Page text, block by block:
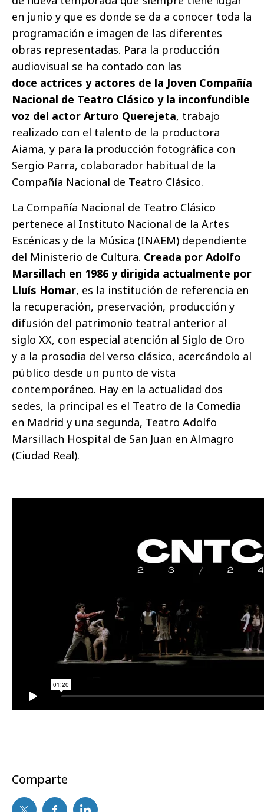
en junio y que es donde se da a conocer toda la
programación e imagen de las diferentes
obras representadas. Para la producción
audiovisual se ha contado con las
doce actrices y actores de la Joven Compañía
Nacional de Teatro Clásico y la inconfundible
voz del actor Arturo Querejeta, trabajo
realizado con el talento de la productora
Aiama, y para la producción fotográfica con
Sergio Parra, colaborador habitual de la
Compañía Nacional de Teatro Clásico.
La Compañía Nacional de Teatro Clásico
pertenece al Instituto Nacional de la Artes
Escénicas y de la Música (INAEM) dependiente
del Ministerio de Cultura. Creada por Adolfo
Marsillach en 1986 y dirigida actualmente por
Lluís Homar, es la institución de referencia en
la recuperación, preservación, producción y
difusión del patrimonio teatral anterior al
siglo XX, con especial atención al Siglo de Oro
y a la prosodia del verso clásico, acercándolo al
público desde un punto de vista
contemporáneo. Hay en la actualidad dos
sedes, la principal es el Teatro de la Comedia
en Madrid y una segunda, Teatro Adolfo
Marsillach Hospital de San Juan en Almagro
(Ciudad Real).
Comparte